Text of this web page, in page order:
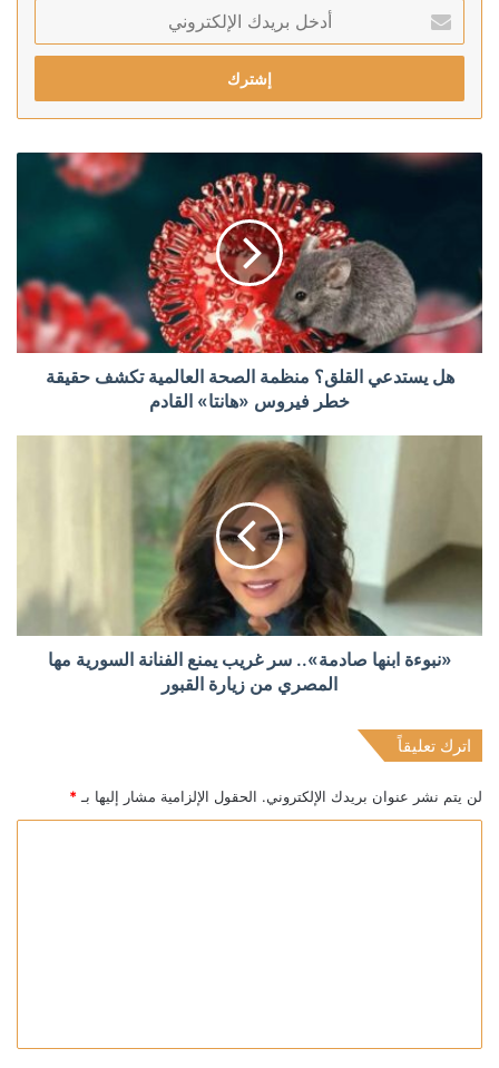
بريدك
الإلكتروني
هل يستدعي القلق؟ منظمة الصحة العالمية تكشف حقيقة
خطر فيروس «هانتا» القادم
«نبوءة ابنها صادمة».. سر غريب يمنع الفنانة السورية مها
المصري من زيارة القبور
اترك تعليقاً
لن يتم نشر عنوان بريدك الإلكتروني. الحقول الإلزامية مشار إليها بـ *